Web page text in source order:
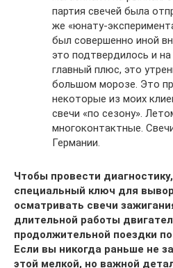
партия свечей была
же «юнату-
был совершенно иной
это подтвердилось и
главный плюс, это
большом морозе. Это
некоторые из моих
свечи «по сезону».
многоконтактные.
Германии.
Чтобы провести
специальный ключ для
осматривать свечи
длительной работы
продолжительной поездки
Если вы никогда раньше не
этой мелкой, но важной